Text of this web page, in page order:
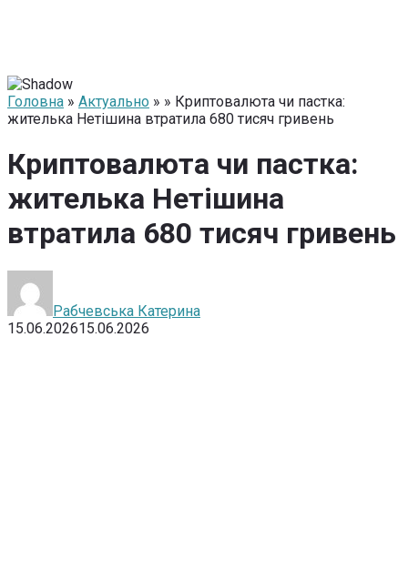
Головна » Актуально » » Криптовалюта чи пастка:
жителька Нетішина втратила 680 тисяч гривень
Криптовалюта чи пастка:
жителька Нетішина
втратила 680 тисяч гривень
Рабчевська Катерина
15.06.202615.06.2026